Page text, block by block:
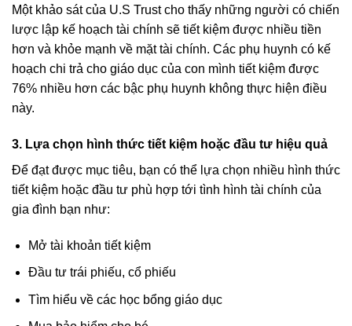
Một khảo sát của U.S Trust cho thấy những người có chiến
lược lập kế hoạch tài chính sẽ tiết kiệm được nhiều tiền
hơn và khỏe mạnh về mặt tài chính. Các phụ huynh có kế
hoạch chi trả cho giáo dục của con mình tiết kiệm được
76% nhiều hơn các bậc phụ huynh không thực hiện điều
này.
3. Lựa chọn hình thức tiết kiệm hoặc đầu tư hiệu quả
Để đạt được mục tiêu, bạn có thể lựa chọn nhiều hình thức
tiết kiệm hoặc đầu tư phù hợp tới tình hình tài chính của
gia đình bạn như:
Mở tài khoản tiết kiệm
Đầu tư trái phiếu, cổ phiếu
Tìm hiểu về các học bổng giáo dục